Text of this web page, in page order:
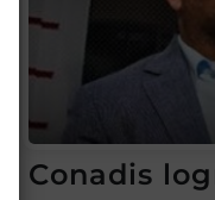
Conadis